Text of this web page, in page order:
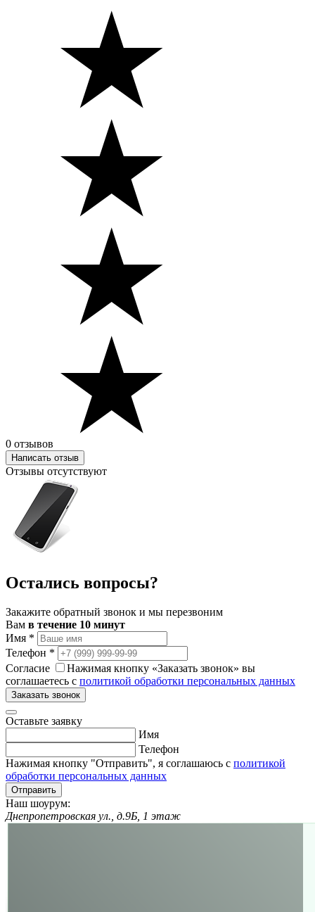
0 отзывов
Написать отзыв
Отзывы отсутствуют
Остались вопросы?
Закажите обратный звонок и мы перезвоним
Вам в течение 10 минут
Имя *
Телефон *
Согласие
Нажимая кнопку «Заказать звонок» вы
соглашаетесь с политикой обработки персональных данных
Заказать звонок
Оставьте заявку
Имя
Телефон
Нажимая кнопку "Отправить", я соглашаюсь с политикой
обработки персональных данных
Отправить
Наш шоурум:
Днепропетровская ул., д.9Б, 1 этаж